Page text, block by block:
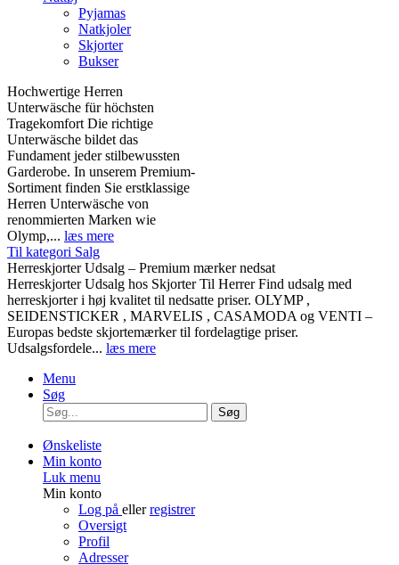
Pyjamas
Natkjoler
Skjorter
Bukser
Hochwertige Herren
Unterwäsche für höchsten
Tragekomfort Die richtige
Unterwäsche bildet das
Fundament jeder stilbewussten
Garderobe. In unserem Premium-
Sortiment finden Sie erstklassige
Herren Unterwäsche von
renommierten Marken wie
Olymp,... læs mere
Til kategori Salg
Herreskjorter Udsalg – Premium mærker nedsat
Herreskjorter Udsalg hos Skjorter Til Herrer Find udsalg med
herreskjorter i høj kvalitet til nedsatte priser. OLYMP ,
SEIDENSTICKER , MARVELIS , CASAMODA og VENTI –
Europas bedste skjortemærker til fordelagtige priser.
Udsalgsfordele... læs mere
Menu
Søg
Søg
Ønskeliste
Min konto
Luk menu
Min konto
Log på ellerregistrer
Oversigt
Profil
Adresser